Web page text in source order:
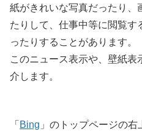
紙がきれいな写真だったり、
たりして、仕事中等に閲覧す
ったりすることがあります。
このニュース表示や、壁紙
介します。
「 Bing 」のトップページの